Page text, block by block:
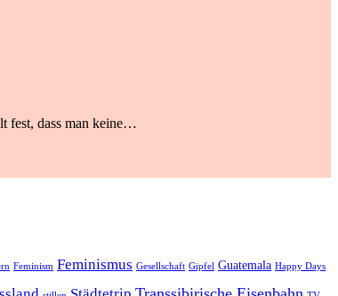
fest, dass man keine…
Feminism Feminismus Gesellschaft Gipfel Guatemala Happy Days